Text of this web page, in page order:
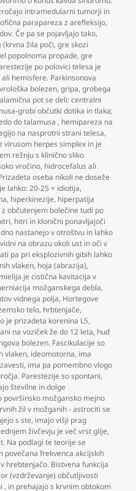
intramedularni tumorji in
parapareza z arefleksijo,
Če pa se pojavljajo tako,
žila poči,gre skozi
popolnoma propade,gre
po polovici telesa je
hemisfere. Parkinsonova
bolezen,gripa,grobega
pot se deli: centralni
grobi občutki dotika in tlaka;
do talamusa , hemipareza na
na nasprotni strani telesa,
virusom herpes simplex in je
režnju s klinično sliko
vročino, hidrocefalus ali
oseba nikoli ne doseže
lahko: 20-25 = idiotija,
, hiperkinezije, hiperpatija
občutenjem bolečine tudi po
, hitri in klonični ponavljajoči
nastanejo v otroštvu in lahko
na obrazu okoli ust in oči v
pa pri eksplozivnih gibih lahko
vlaken, hoja (abrazija),
je cistična kavitacija v
možganskega debla,
vidnega polja, Hortegove
telo, hrbtenjače,
je prizadeta korenina L5,
na voziček že do 12 leta, hud
bolezen. Fascikulacije so
vlaken, ideomotorna, ima
, ima pa pomembno vlogo
Parestezije so spontani,
številne in dolge
možgansko mejno
žil v možganih - astrociti se
s ste, imajo višji prag
živčevju je več vrst glije,
Na podlagi te teorije se
povečana frekvenca akcijskih
hrebtenjačo. Bistvena funkcija
(vzdrževanje) občutljivosti
, in prehajajo s krvnim obtokom